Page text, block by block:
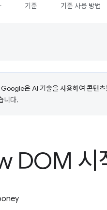
기준 기준 사용 방법
Google은 AI 기술을 사용하여 콘텐
니다.
DOM 시